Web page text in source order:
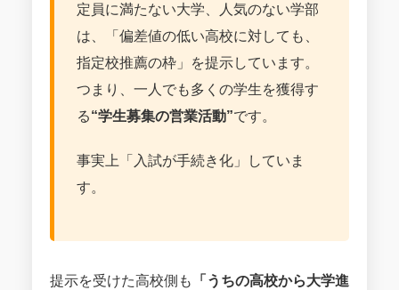
定員に満たない大学、人気のない学部
は、「偏差値の低い高校に対しても、
指定校推薦の枠」を提示しています。
つまり、一人でも多くの学生を獲得す
る“学生募集の営業活動”です。
事実上「入試が手続き化」していま
す。
提示を受けた高校側も
「うちの高校から大学進